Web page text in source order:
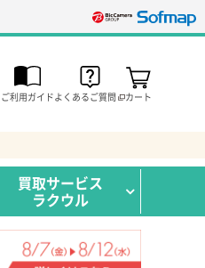
ご利用ガイドよくあるご質問 カート
買取サービス
ラクウル